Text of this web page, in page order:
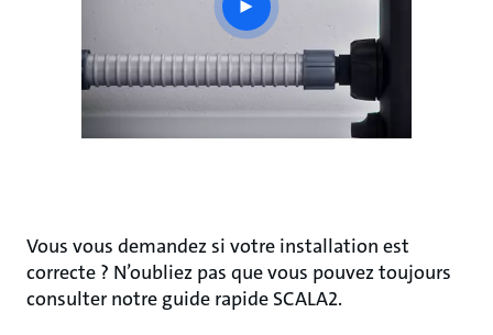
play
button
Vous vous demandez si votre installation est
correcte ? N’oubliez pas que vous pouvez toujours
consulter notre guide rapide SCALA2.